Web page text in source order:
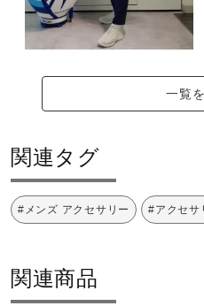
一覧
関連タグ
#メンズ アクセサリー #アクセサ
関連商品